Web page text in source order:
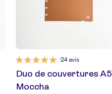
24 avis
Duo de couvertures A5
Moccha